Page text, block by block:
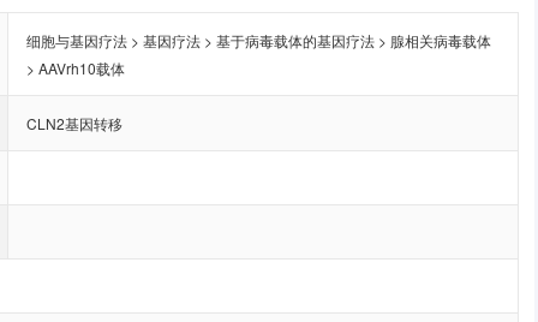
细胞与基因疗法 > 基因疗法 > 基于病毒载体的基因疗法 > 腺相关病毒载体
> AAVrh10载体
CLN2基因转移